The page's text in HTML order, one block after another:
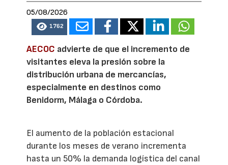
05/08/2026
1762
AECOC advierte de que el incremento de
visitantes eleva la presión sobre la
distribución urbana de mercancías,
especialmente en destinos como
Benidorm, Málaga o Córdoba.
El aumento de la población estacional
durante los meses de verano incrementa
hasta un 50% la demanda logística del canal